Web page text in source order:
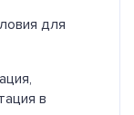
для
в